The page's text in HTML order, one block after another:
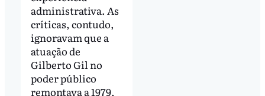
administrativa. As
críticas, contudo,
ignoravam que a
atuação de
Gilberto Gil no
poder público
remontava a 1979,